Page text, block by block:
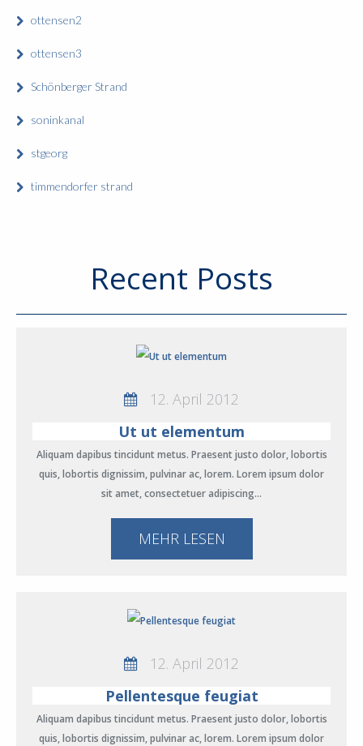
ottensen2
ottensen3
Schönberger Strand
soninkanal
stgeorg
timmendorfer strand
Recent Posts
12. April 2012
Ut ut elementum
Aliquam dapibus tincidunt metus. Praesent justo dolor, lobortis
quis, lobortis dignissim, pulvinar ac, lorem. Lorem ipsum dolor
sit amet, consectetuer adipiscing…
MEHR LESEN
12. April 2012
Pellentesque feugiat
Aliquam dapibus tincidunt metus. Praesent justo dolor, lobortis
quis, lobortis dignissim, pulvinar ac, lorem. Lorem ipsum dolor